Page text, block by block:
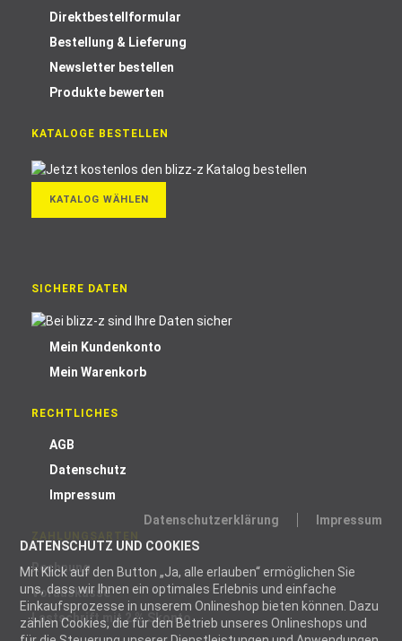
Datenschutzerklärung
Impressum
DATENSCHUTZ UND COOKIES
Mit Klick auf den Button „Ja, alle erlauben“ ermöglichen Sie
uns, dass wir Ihnen ein optimales Erlebnis und einfache
Einkaufsprozesse in unserem Onlineshop bieten können. Dazu
zählen Cookies, die für den Betrieb unseres Onlineshops und
Direktbestellformular
Bestellung & Lieferung
Newsletter bestellen
Produkte bewerten
KATALOGE BESTELLEN
KATALOG WÄHLEN
SICHERE DATEN
Mein Kundenkonto
Mein Warenkorb
RECHTLICHES
AGB
Datenschutz
Impressum
Rechnung
Vorauskasse
Lastschrift mit 2 % Skonto